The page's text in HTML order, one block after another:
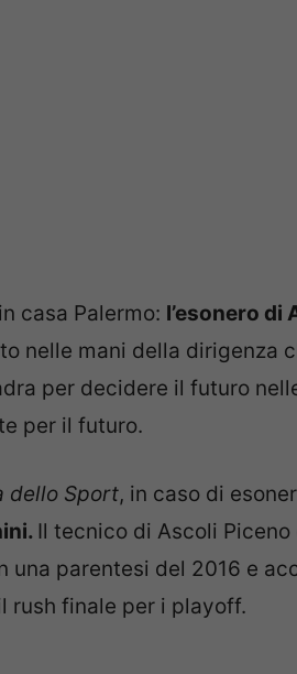
casa Palermo: l’esonero di
nelle mani della dirigenza
per decidere il futuro
per il futuro.
dello Sport, in caso di
Il tecnico di Ascoli
una parentesi del 2016 e
rush finale per i playoff.